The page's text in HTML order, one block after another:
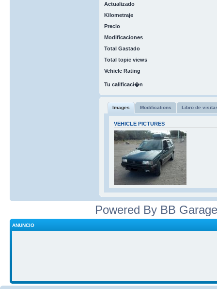
Actualizado
Kilometraje
Precio
Modificaciones
Total Gastado
Total topic views
Vehicle Rating
Tu calificaci�n
Images Modifications Libro de
VEHICLE PICTURES
Powered By BB
ANUNCIO